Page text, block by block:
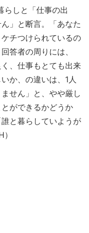
らしと「仕事の出
」と断言。「あなた
チつけられているの
答者の周りには、
、仕事もとても出来
か、の違いは、1人
せん」と、やや厳し
ができるかどうか
と暮らしていようが